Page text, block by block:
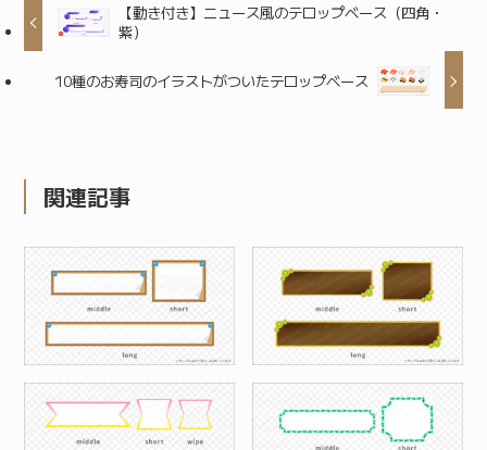
【動き付き】ニュース風のテロップベース（四角・
紫）
10種のお寿司のイラストがついたテロップベース
関連記事